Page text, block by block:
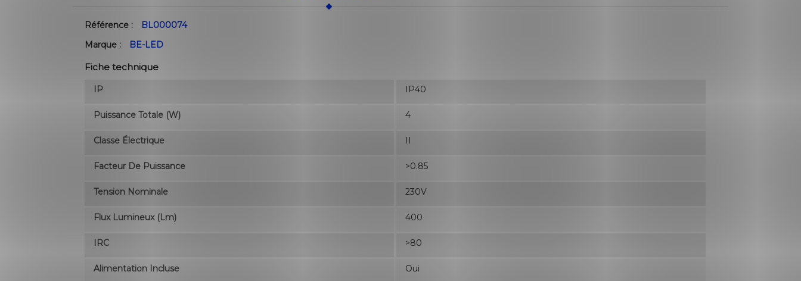
Référence :
BL000074
Marque :
BE-LED
Fiche technique
IP IP40
Puissance Totale (W) 4
Classe Électrique II
Facteur De Puissance >0.85
Tension Nominale 230V
Flux Lumineux (lm) 400
IRC >80
Alimentation Incluse Oui